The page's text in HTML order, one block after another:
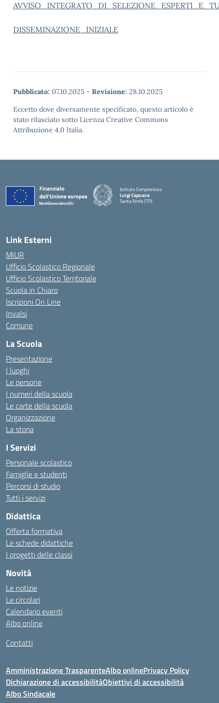
DISSEMINAZIONE_INIZIALE
Pubblicato: 07.10.2025 - Revisione: 28.10.2025
Eccetto dove diversamente specificato, questo articolo è
stato rilasciato sotto Licenza Creative Commons
Attribuzione 4.0 Italia.
Istituto Comprensivo
Luigi Capuana
Santa Ninfa (TP)
Link Esterni
MIUR
Ufficio Scolastico Regionale
Ufficio Scolastico Territoriale
Scuola in Chiaro
Iscrizioni On Line
Invalsi
Comune
La Scuola
Presentazione
I luoghi
Le persone
I numeri della scuola
Le carte della scuola
Organizzazione
La storia
I Servizi
Personale scolastico
Famiglie e studenti
Percorsi di studio
Tutti i servizi
Didattica
Offerta formativa
Le schede didattiche
I progetti delle classi
Novità
Le notizie
Le circolari
Calendario eventi
Albo online
Contatti
Amministrazione TrasparenteAlbo onlinePrivacy Policy
Dichiarazione di accessibilitàObiettivi di accessibilità
Albo Sindacale